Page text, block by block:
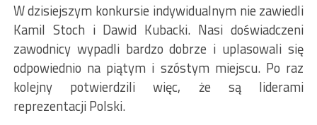
W dzisiejszym konkursie indywidualnym nie zawiedli
Kamil Stoch i Dawid Kubacki. Nasi doświadczeni
zawodnicy wypadli bardzo dobrze i uplasowali się
odpowiednio na piątym i szóstym miejscu. Po raz
kolejny potwierdzili więc, że są liderami
reprezentacji Polski.